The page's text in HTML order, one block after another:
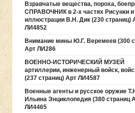
Взравчатые вещества, пороха,
СПРАВОЧНИК в 2-х частях Рисунки и
иллюстрации В.Н. Дик (230 страниц)
ЛИ4852
Внимание мины Ю.Г. Веремеев (300
Арт ЛИ286
ВОЕННО-ИСТОРИЧЕСКИЙ МУЗЕЙ
артиллерии, инженерный войск,
(237 страниц) Арт ЛИ4587
Военные агенты и русское оружие
Ильина Энциклопедия (380 страниц
ЛИ4465